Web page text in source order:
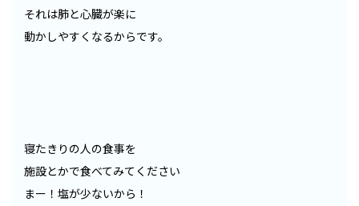
それは肺と心臓が楽に
動かしやすくなるからです。
寝たきりの人の食事を
施設とかで食べてみてください
まー！塩が少ないから！